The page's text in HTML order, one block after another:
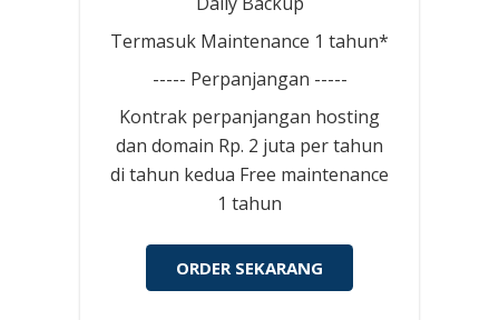
Termasuk Maintenance 1 tahun*
----- Perpanjangan -----
Kontrak perpanjangan hosting
dan domain Rp. 2 juta per tahun
di tahun kedua Free maintenance
1 tahun
ORDER SEKARANG